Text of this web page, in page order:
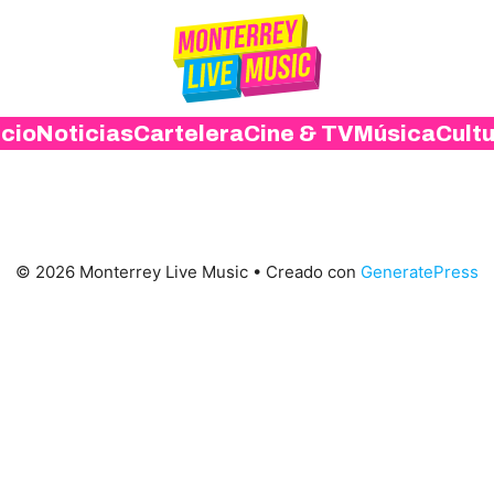
NoticiasCarteleraCine & TVMúsica
© 2026 Monterrey Live Music • Creado con GeneratePress